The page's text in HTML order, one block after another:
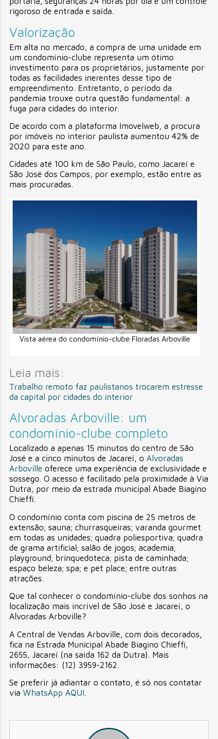
rigoroso de entrada e saída.
Valorização
Em alta no mercado, a compra de uma unidade em
um condomínio-clube representa um ótimo
investimento para os proprietários, justamente por
todas as facilidades inerentes desse tipo de
empreendimento. Entretanto, o período da
pandemia trouxe outra questão fundamental: a
fuga para cidades do interior.
De acordo com a plataforma Imovelweb, a procura
por imóveis no interior paulista aumentou 42% de
2020 para este ano.
Cidades até 100 km de São Paulo, como Jacareí e
São José dos Campos, por exemplo, estão entre as
mais procuradas.
Vista aérea do condomínio-clube Floradas Arboville
Leia mais:
Trabalho remoto faz paulistanos trocarem estresse
da capital por cidades do interior
Alvoradas Arboville: um
condomínio-clube completo
Localizado a apenas 15 minutos do centro de São
José e a cinco minutos de Jacareí, oAlvoradas
Arboville oferece uma experiência de exclusividade e
sossego. O acesso é facilitado pela proximidade à Via
Dutra, por meio da estrada municipal Abade Biagino
Chieffi.
O condomínio conta com piscina de 25 metros de
extensão; sauna; churrasqueiras; varanda gourmet
em todas as unidades; quadra poliesportiva; quadra
de grama artificial; salão de jogos; academia;
playground; brinquedoteca; pista de caminhada;
espaço beleza; spa; e pet place; entre outras
atrações.
Que tal conhecer o condomínio-clube dos sonhos na
localização mais incrível de São José e Jacareí, o
Alvoradas Arboville?
A Central de Vendas Arboville, com dois decorados,
fica na Estrada Municipal Abade Biagino Chieffi,
2655, Jacareí (na saída 162 da Dutra). Mais
informações: (12) 3959-2162.
Se preferir já adiantar o contato, é só nos contatar
viaWhatsApp AQUI.